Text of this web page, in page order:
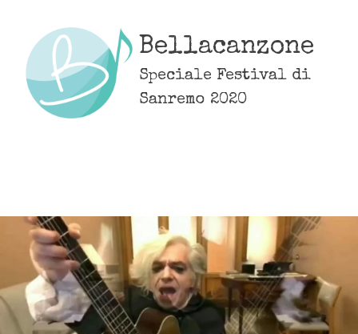
content
Bellacanzone
Speciale Festival di
Sanremo 2020